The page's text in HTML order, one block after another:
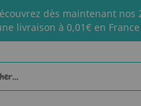
dès maintenant
livraison à 0,01€ en